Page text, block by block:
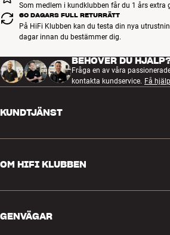
Som medlem i kundklubben får du 1 års extra
60 DAGARS FULL RETURRÄTT
På HiFi Klubben kan du testa din nya
dagar innan du bestämmer dig.
BEHÖVER DU
Fråga en av våra
kontakta kundservice. Få hjälp
KUNDTJÄNST
Frågor och svar
Retur och reklamation
Ångra beställning
OM HIFI KLUBBEN
Om oss
GENVÄGAR